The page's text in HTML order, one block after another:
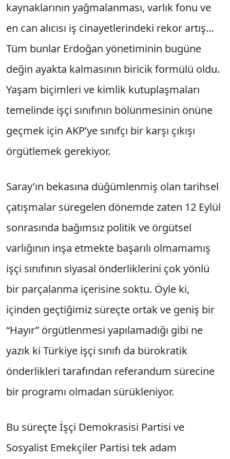
kaynaklarının yağmalanması, varlık fonu ve
en can alıcısı iş cinayetlerindeki rekor artış…
Tüm bunlar Erdoğan yönetiminin bugüne
değin ayakta kalmasının biricik formülü oldu.
Yaşam biçimleri ve kimlik kutuplaşmaları
temelinde işçi sınıfının bölünmesinin önüne
geçmek için AKP’ye sınıfçı bir karşı çıkışı
örgütlemek gerekiyor.
Saray’ın bekasına düğümlenmiş olan tarihsel
çatışmalar süregelen dönemde zaten 12 Eylül
sonrasında bağımsız politik ve örgütsel
varlığının inşa etmekte başarılı olmamamış
işçi sınıfının siyasal önderliklerini çok yönlü
bir parçalanma içerisine soktu. Öyle ki,
içinden geçtiğimiz süreçte ortak ve geniş bir
“Hayır” örgütlenmesi yapılamadığı gibi ne
yazık ki Türkiye işçi sınıfı da bürokratik
önderlikleri tarafından referandum sürecine
bir programı olmadan sürükleniyor.
Bu süreçte İşçi Demokrasisi Partisi ve
Sosyalist Emekçiler Partisi tek adam